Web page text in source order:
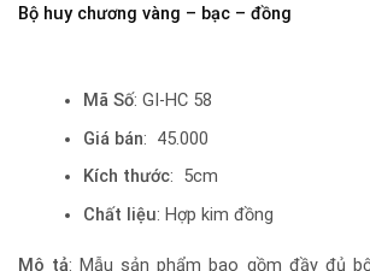
Bộ huy chương vàng – bạc – đồng
Mã Số: GI-HC 58
Giá bán: 45.000
Kích thước: 5cm
Chất liệu: Hợp kim đồng
Mô tả: Mẫu sản phẩm bao gồm đầy đủ